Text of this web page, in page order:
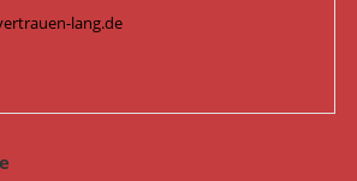
lang.de